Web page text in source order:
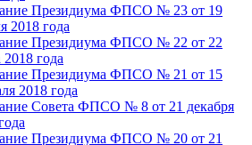
Президиума ФПСО № 23 от 19
2018 года
Президиума ФПСО № 22 от 22
2018 года
Президиума ФПСО № 21 от 15
2018 года
Совета ФПСО № 8 от 21 декабря
Президиума ФПСО № 20 от 21